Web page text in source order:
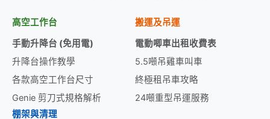
高空工作台
手動升降台 (免用電)
升降台操作教學
各款高空工作台尺寸
Genie 剪刀式規格解析
搬運及吊運
電動唧車出租收費表
5.5噸吊雞車叫車
終極租吊車攻略
24噸重型吊運服務
棚架與清理